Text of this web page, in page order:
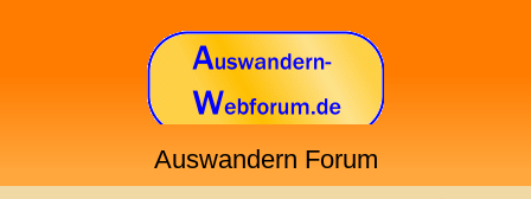
Auswandern Forum